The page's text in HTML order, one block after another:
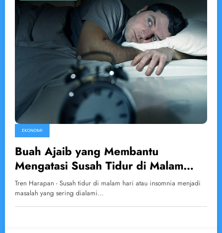
EKONOMI
Buah Ajaib yang Membantu
Mengatasi Susah Tidur di Malam
Hari
Tren Harapan - Susah tidur di malam hari atau insomnia menjadi
masalah yang sering dialami…